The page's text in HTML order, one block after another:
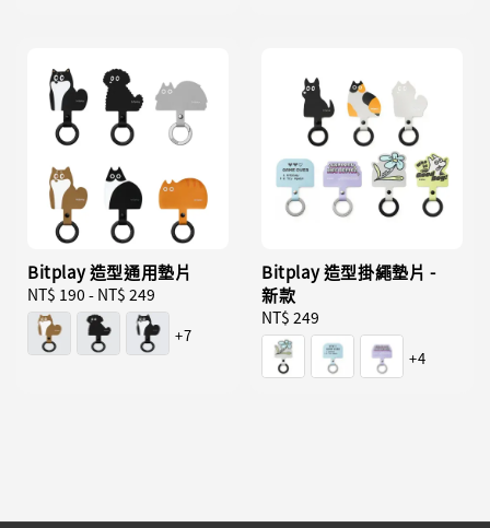
Bitplay 造型通用墊片
Regular
price
NT$ 190 - NT$ 249
+7
Bitplay 造型掛繩墊片 -
新款
Regular
price
NT$ 249
+4